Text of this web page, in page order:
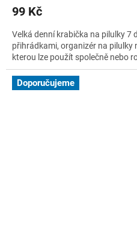
99 Kč
Velká denní krabička na pilulky 7
přihrádkami, organizér na pilulky
kterou lze použít společně nebo
Doporučujeme